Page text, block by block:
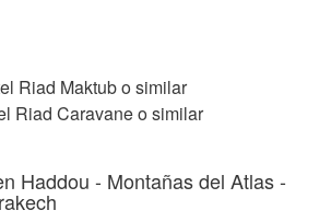
Riad Maktub o similar
Riad Caravane o similar
Haddou - Montañas del Atlas -